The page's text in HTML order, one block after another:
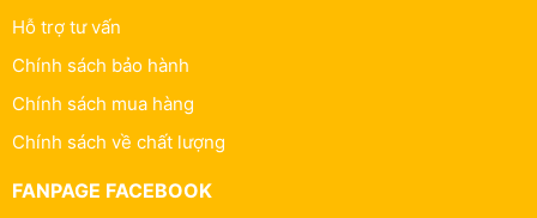
Hỗ trợ tư vấn
Chính sách bảo hành
Chính sách mua hàng
Chính sách về chất lượng
FANPAGE FACEBOOK